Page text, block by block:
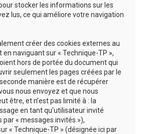
stocker les informations sur les
lus, ce qui améliore votre navigation
créer des cookies externes au
en naviguant sur « Technique-TP »,
hors de portée du document qui
seulement les pages créées par le
manière est de récupérer
nous envoyez et que nous
être, et n’est pas limité à : la
en tant qu’utilisateur invité
par « messages invités »),
« Technique-TP » (désignée ici par